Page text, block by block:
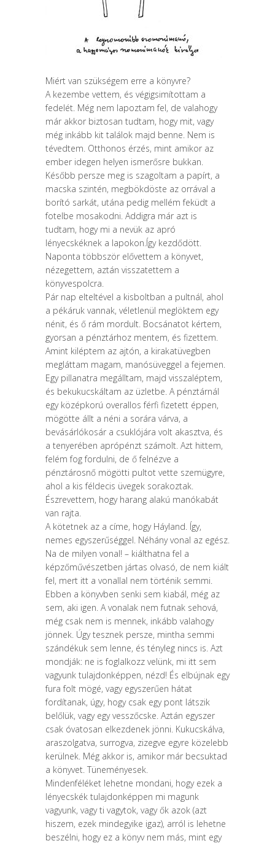
Miért van szükségem erre a könyvre?
A kezembe vettem, és végigsimítottam a
fedelét. Még nem lapoztam fel, de valahogy
már akkor biztosan tudtam, hogy mit, vagy
még inkább kit találok majd benne. Nem is
tévedtem. Otthonos érzés, mint amikor az
ember idegen helyen ismerősre bukkan.
Később persze meg is szagoltam a papírt, a
macska szintén, megbökdöste az orrával a
borító sarkát, utána pedig mellém feküdt a
fotelbe mosakodni. Addigra már azt is
tudtam, hogy mi a nevük az apró
lényecskéknek a lapokon.Így kezdődött.
Naponta többször elővettem a könyvet,
nézegettem, aztán visszatettem a
könyvespolcra.
Pár nap elteltével a kisboltban a pultnál, ahol
a pékáruk vannak, véletlenül meglöktem egy
nénit, és ő rám mordult. Bocsánatot kértem,
gyorsan a pénztárhoz mentem, és fizettem.
Amint kiléptem az ajtón, a kirakatüvegben
megláttam magam, manósüveggel a fejemen.
Egy pillanatra megálltam, majd visszaléptem,
és bekukucskáltam az üzletbe. A pénztárnál
egy középkorú overallos férfi fizetett éppen,
mögötte állt a néni a sorára várva, a
bevásárlókosár a csuklójára volt akasztva, és
a tenyerében aprópénzt számolt. Azt hittem,
felém fog fordulni, de ő felnézve a
pénztárosnő mögötti pultot vette szemügyre,
ahol a kis féldecis üvegek sorakoztak.
Észrevettem, hogy harang alakú manókabát
van rajta.
A kötetnek az a címe, hogy Háyland. Így,
nemes egyszerűséggel. Néhány vonal az egész.
Na de milyen vonal! – kiálthatna fel a
képzőművészetben jártas olvasó, de nem kiált
fel, mert itt a vonallal nem történik semmi.
Ebben a könyvben senki sem kiabál, még az
sem, aki igen. A vonalak nem futnak sehová,
még csak nem is mennek, inkább valahogy
jönnek. Úgy tesznek persze, mintha semmi
szándékuk sem lenne, és tényleg nincs is. Azt
mondják: ne is foglalkozz velünk, mi itt sem
vagyunk tulajdonképpen, nézd! És elbújnak egy
fura folt mögé, vagy egyszerűen hátat
fordítanak, úgy, hogy csak egy pont látszik
belőlük, vagy egy vesszőcske. Aztán egyszer
csak óvatosan elkezdenek jönni. Kukucskálva,
araszolgatva, surrogva, zizegve egyre közelebb
kerülnek. Még akkor is, amikor már becsuktad
a könyvet. Tüneményesek.
Mindenféléket lehetne mondani, hogy ezek a
lényecskék tulajdonképpen mi magunk
vagyunk, vagy ti vagytok, vagy ők azok (azt
hiszem, ezek mindegyike igaz), arról is lehetne
beszélni, hogy ez a könyv nem más, mint egy